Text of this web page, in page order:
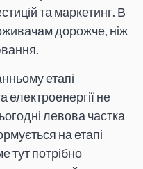
та маркетинг. В
дорожче, ніж
етапі
електроенергії не
левова частка
на етапі
тут потрібно